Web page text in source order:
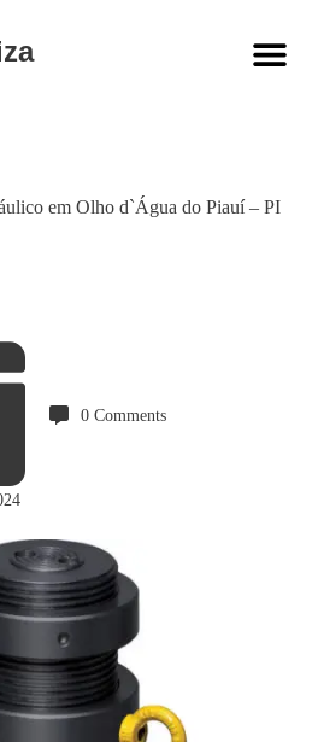
em Olho d`Água do Piauí – PI
0 Comments